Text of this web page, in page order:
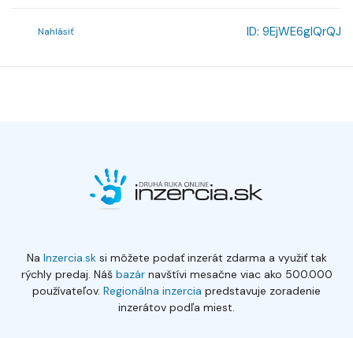
Nahlásiť ID: 9EjWE6glQrQJ
Na Inzercia.sksi môžete podať inzerát zdarma a využiť tak
rýchly predaj. Náš bazárnavštívi mesačne viac ako 500.000
používateľov. Regionálna inzercia predstavuje zoradenie
inzerátov podľa miest.